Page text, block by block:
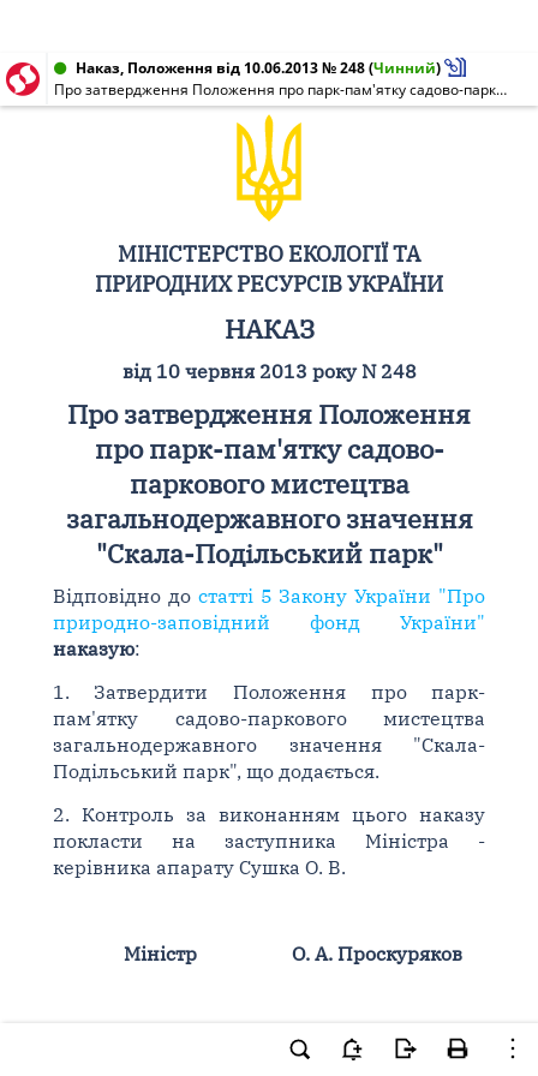
Наказ, Положення від 10.06.2013 № 248(Чинний)
Про затвердження Положення про парк-пам'ятку садово-паркового мистецтва загальнодержавного значення "Скала-Подільський парк"
МІНІСТЕРСТВО ЕКОЛОГІЇ ТА
ПРИРОДНИХ РЕСУРСІВ УКРАЇНИ
НАКАЗ
від 10 червня 2013 року N 248
Про затвердження Положення
про парк-пам'ятку садово-
паркового мистецтва
загальнодержавного значення
"Скала-Подільський парк"
Відповідно до статті 5 Закону України "Про
природно-заповідний фонд України"
наказую:
1. Затвердити Положення про парк-
пам'ятку садово-паркового мистецтва
загальнодержавного значення "Скала-
Подільський парк", що додається.
2. Контроль за виконанням цього наказу
покласти на заступника Міністра -
керівника апарату Сушка О. В.
Міністр О. А. Проскуряков
ЗАТВЕРДЖЕНО
Наказ Міністерства